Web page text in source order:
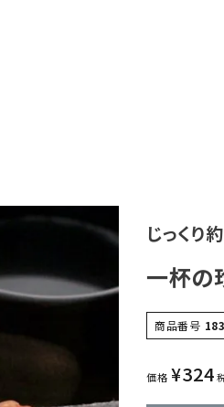
じっくり
一杯の
商品番号
価格 ¥324